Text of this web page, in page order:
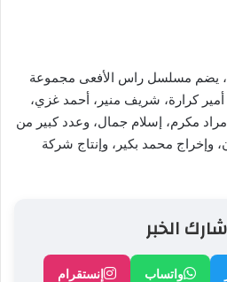
يضم مسلسل راس الأفعى مجموعة
أمير كرارة، شريف منير، أحمد غزي،
مكرم، إسلام جمال، وعدد كبير من
وإخراج محمد بكير، وإنتاج شركة
شارك الخبر
واتساب إنستقرام